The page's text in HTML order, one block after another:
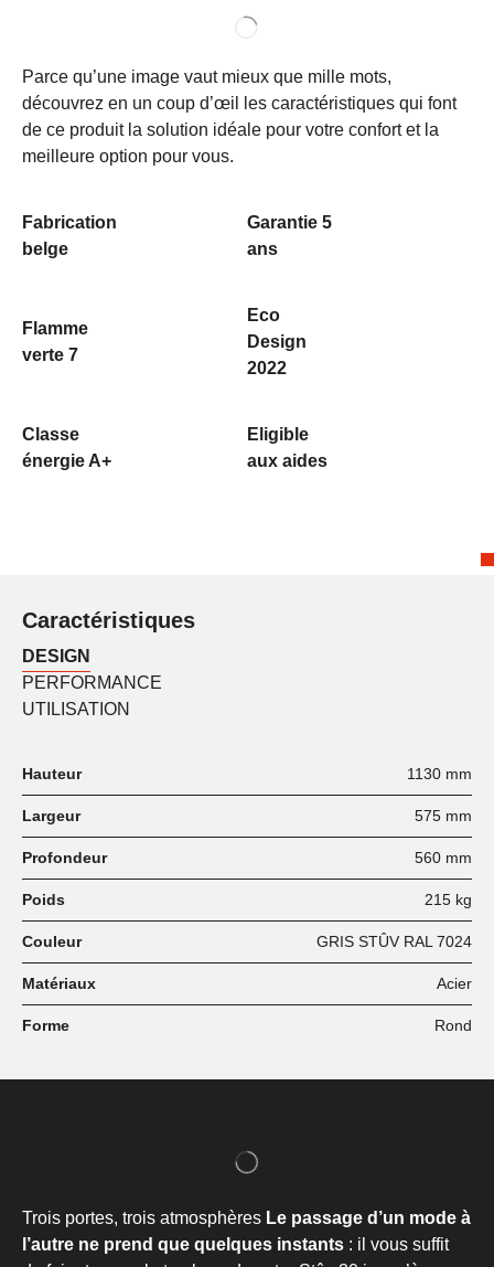
Parce qu’une image vaut mieux que mille mots,
découvrez en un coup d’œil les caractéristiques qui font
de ce produit la solution idéale pour votre confort et la
meilleure option pour vous.
Fabrication
belge
Garantie 5
ans
Flamme
verte 7
Eco
Design
2022
Classe
énergie A+
Eligible
aux aides
Caractéristiques
DESIGN
PERFORMANCE
UTILISATION
Hauteur 1130 mm
Largeur 575 mm
Profondeur 560 mm
Poids 215 kg
Couleur GRIS STÛV RAL 7024
Matériaux Acier
Forme Rond
Trois portes, trois atmosphères Le passage d’un mode à
l’autre ne prend que quelques instants : il vous suffit